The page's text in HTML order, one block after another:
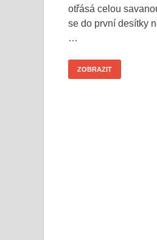
otřásá celou
se do první desítky
…
ZOBRAZIT